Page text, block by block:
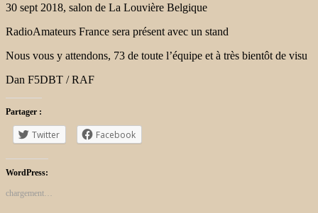
30 sept 2018, salon de La Louvière Belgique
RadioAmateurs France sera présent avec un stand
Nous vous y attendons, 73 de toute l’équipe et à très bientôt de visu
Dan F5DBT / RAF
Partager :
Twitter Facebook
WordPress:
chargement…